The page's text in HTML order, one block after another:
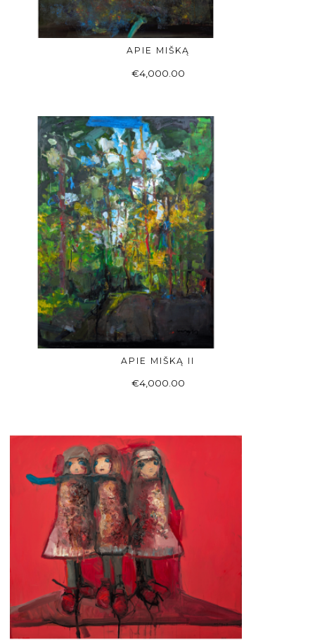
Į KREPŠELĮ
APIE MIŠKĄ
€4,000.00
Į KREPŠELĮ
APIE MIŠKĄ II
€4,000.00